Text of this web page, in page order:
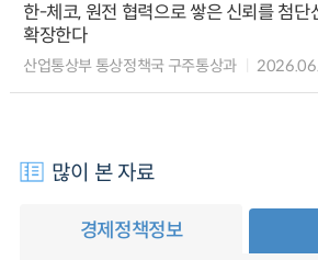
한-체코, 원전 협력으로 쌓은 신뢰를 첨단
확장한다
산업통상부 통상정책국 구주통상과
많이 본 자료
경제정책정보